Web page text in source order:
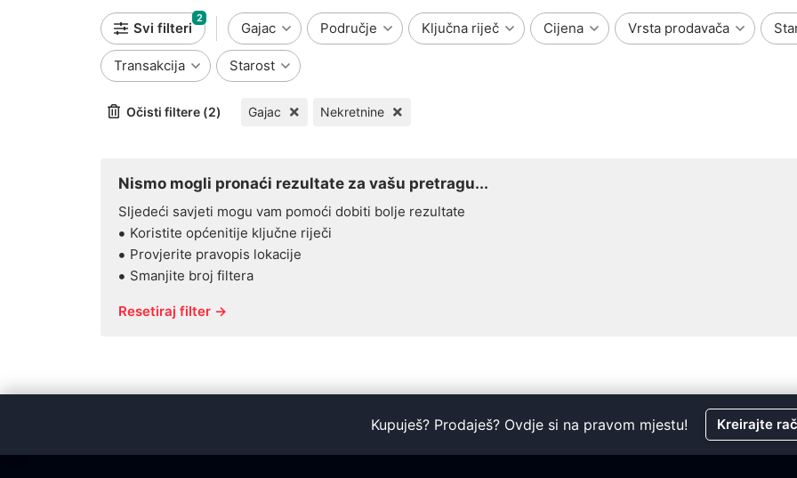
Svi filteri
2
Gajac Područje Ključna riječ Cijena Vrsta prodavača
Transakcija Starost
Očisti filtere (2) Gajac Nekretnine
Nismo mogli pronaći rezultate za vašu pretragu...
Sljedeći savjeti mogu vam pomoći dobiti bolje rezultate
Koristite općenitije ključne riječi
Provjerite pravopis lokacije
Smanjite broj filtera
Resetiraj filter →
Kupuješ? Prodaješ? Ovdje si na pravom mjestu! Kreirajte